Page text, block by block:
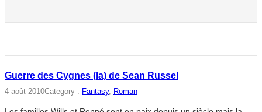
Guerre des Cygnes (la) de Sean Russel
4 août 2010Category : Fantasy, Roman